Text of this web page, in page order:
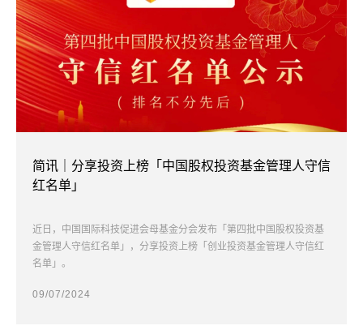
简讯｜分享投资上榜「中国股权投资基金管理人守信
红名单」
近日，中国国际科技促进会母基金分会发布「第四批中国股权投资基
金管理人守信红名单」，分享投资上榜「创业投资基金管理人守信红
名单」。
09/07/2024